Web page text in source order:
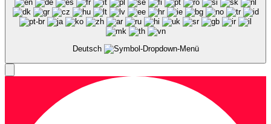
Deutsch